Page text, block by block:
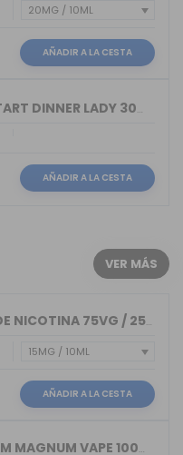
AÑADIR A LA CESTA
AROMA LEMON TART DINNER LADY 30ML LON...
AÑADIR A LA CESTA
VER MÁS
NICOKIT SALES DE NICOTINA 75VG / 25PG...
AÑADIR A LA CESTA
NICOKIT PREMIUM MAGNUM VAPE 100%VG 10ML